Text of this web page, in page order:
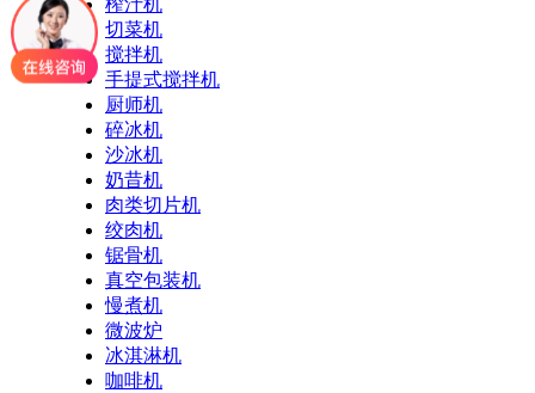
榨汁机
切菜机
搅拌机
手提式搅拌机
厨师机
碎冰机
沙冰机
奶昔机
肉类切片机
绞肉机
锯骨机
真空包装机
慢煮机
微波炉
冰淇淋机
咖啡机